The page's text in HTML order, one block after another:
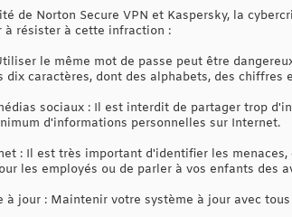
de Norton Secure VPN et Kaspersky, la
à résister à cette infraction :
le même mot de passe peut être
dix caractères, dont des alphabets, des chiffres
sociaux : Il est interdit de partager trop
d'informations personnelles sur Internet.
: Il est très important d'identifier les
les employés ou de parler à vos enfants des
à jour : Maintenir votre système à jour avec